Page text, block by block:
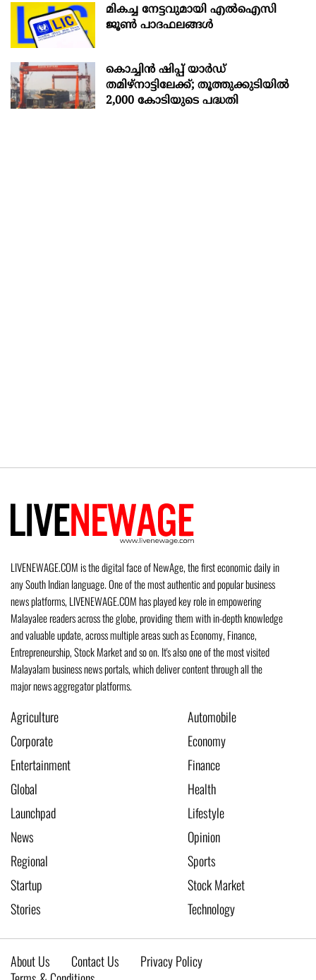
മികച്ച നേട്ടവുമായി എൽഐസി
ജൂൺ പാദഫലങ്ങൾ
കൊച്ചിന്‍ ഷിപ്പ് യാർഡ്
തമിഴ്നാട്ടിലേക്ക്; തൂത്തുക്കുടിയിൽ
2,000 കോടിയുടെ പദ്ധതി
LIVENEWAGE.COM is the digital face of NewAge, the first economic daily in
any South Indian language. One of the most authentic and popular business
news platforms, LIVENEWAGE.COM has played key role in empowering
Malayalee readers across the globe, providing them with in-depth knowledge
and valuable update, across multiple areas such as Economy, Finance,
Entrepreneurship, Stock Market and so on. It's also one of the most visited
Malayalam business news portals, which deliver content through all the
major news aggregator platforms.
Agriculture
Automobile
Corporate
Economy
Entertainment
Finance
Global
Health
Launchpad
Lifestyle
News
Opinion
Regional
Sports
Startup
Stock Market
Stories
Technology
About Us Contact Us
Privacy Policy